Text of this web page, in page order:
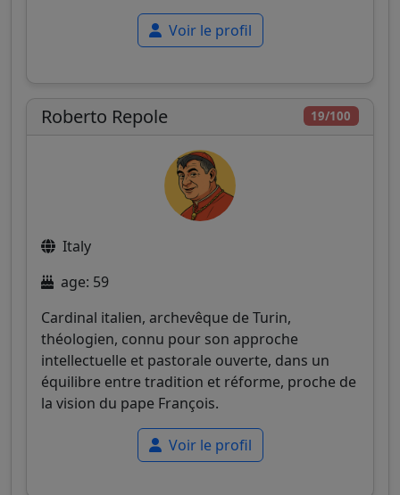
Voir le profil
19/100
Roberto Repole
Italy
age: 59
Cardinal italien, archevêque de Turin,
théologien, connu pour son approche
intellectuelle et pastorale ouverte, dans un
équilibre entre tradition et réforme, proche de
la vision du pape François.
Voir le profil